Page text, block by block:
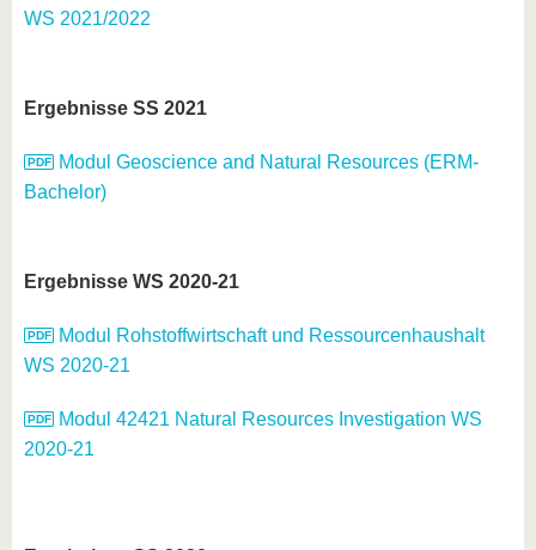
WS 2021/2022
Ergebnisse SS 2021
Modul Geoscience and Natural Resources (ERM-
Bachelor)
Ergebnisse WS 2020-21
Modul Rohstoffwirtschaft und Ressourcenhaushalt
WS 2020-21
Modul 42421 Natural Resources Investigation WS
2020-21